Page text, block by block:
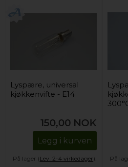
Lyspære, universal
kjøkkenvifte - E14
150,00 NOK
Legg i kurven
På lager (Lev. 2-4 virkedager). På